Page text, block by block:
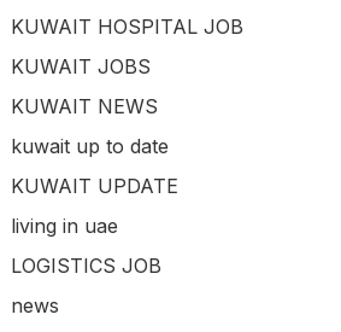
KUWAIT HOSPITAL JOB
KUWAIT JOBS
KUWAIT NEWS
kuwait up to date
KUWAIT UPDATE
living in uae
LOGISTICS JOB
news